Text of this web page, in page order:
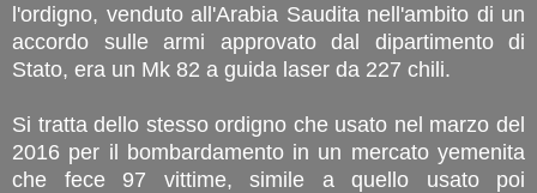
l'ordigno, venduto all'Arabia Saudita nell'ambito di un
accordo sulle armi approvato dal dipartimento di
Stato, era un Mk 82 a guida laser da 227 chili.
Si tratta dello stesso ordigno che usato nel marzo del
2016 per il bombardamento in un mercato yemenita
che fece 97 vittime, simile a quello usato poi